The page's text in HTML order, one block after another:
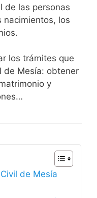
de las personas
nacimientos, los
los trámites que
de Mesía: obtener
y
de Mesía